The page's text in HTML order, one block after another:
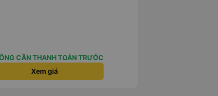
CẦN THANH TOÁN TRƯỚC
Xem giá